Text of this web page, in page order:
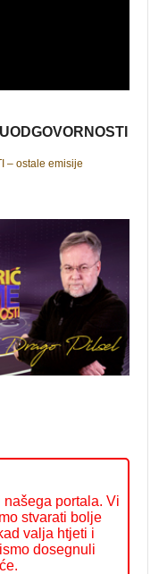
– ostale emisije
portala. Vi
stvarati bolje
valja htjeti i
dosegnuli